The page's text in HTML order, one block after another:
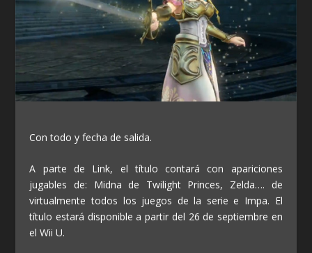
Con todo y fecha de salida.
A parte de Link, el título contará con apariciones
jugables de: Midna de Twilight Princes, Zelda…. de
virtualmente todos los juegos de la serie e Impa. El
título estará disponible a partir del 26 de septiembre en
el Wii U.